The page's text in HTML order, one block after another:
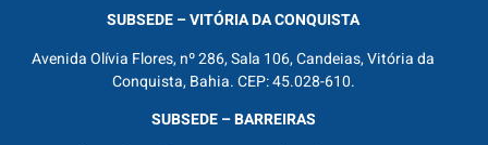
SUBSEDE – VITÓRIA DA CONQUISTA
Avenida Olívia Flores, nº 286, Sala 106, Candeias, Vitória da
Conquista, Bahia. CEP: 45.028-610.
SUBSEDE – BARREIRAS